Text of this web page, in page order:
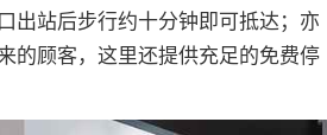
出站后步行约十分钟即可抵达；亦
的顾客，这里还提供充足的免费停